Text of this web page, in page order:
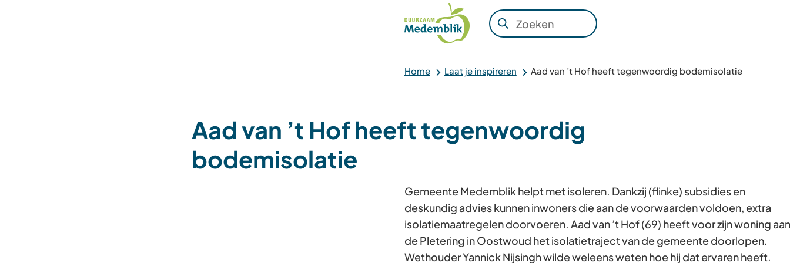
Subsidies Leningen
Zoeken
Wanneer
zijn
hierdoor
omhoog
en
omlaag
te
Home Laat je inspireren Aad van ’t Hof heeft tegenwoordig bodemisolatie
Aad van ’t Hof heeft tegenwoordig
bodemisolatie
Gemeente Medemblik helpt met isoleren. Dankzij (flinke) subsidies en
deskundig advies kunnen inwoners die aan de voorwaarden voldoen, extra
isolatiemaatregelen doorvoeren. Aad van ’t Hof (69) heeft voor zijn woning aan
de Pletering in Oostwoud het isolatietraject van de gemeente doorlopen.
Wethouder Yannick Nijsingh wilde weleens weten hoe hij dat ervaren heeft.